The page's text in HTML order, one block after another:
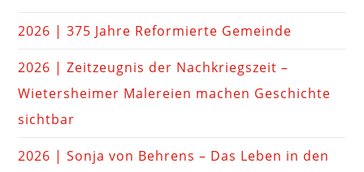
2026 | 375 Jahre Reformierte Gemeinde
2026 | Zeitzeugnis der Nachkriegszeit –
Wietersheimer Malereien machen Geschichte
sichtbar
2026 | Sonja von Behrens – Das Leben in den